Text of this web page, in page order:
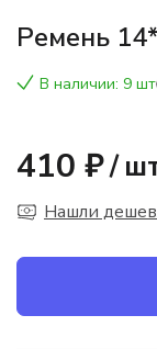
Ремень
В наличии: 9 шт
410 ₽/
Нашли